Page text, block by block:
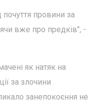
почуття провини за
вже про предків", -
як натяк на
за злочини
занепокоєння не